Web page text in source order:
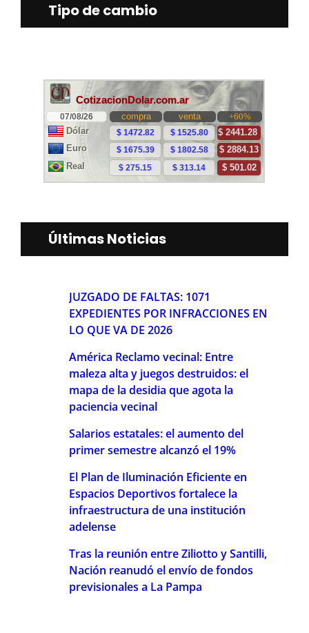
Tipo de cambio
Últimas Noticias
JUZGADO DE FALTAS: 1071
EXPEDIENTES POR INFRACCIONES EN
LO QUE VA DE 2026
América Reclamo vecinal: Entre
maleza alta y juegos destruidos: el
mapa de la desidia que agota la
paciencia vecinal
Salarios estatales: el aumento del
primer semestre alcanzó el 19%
El Plan de Iluminación Eficiente en
Espacios Deportivos fortalece la
infraestructura de una institución
adelense
Tras la reunión entre Ziliotto y Santilli,
Nación reanudó el envío de fondos
previsionales a La Pampa